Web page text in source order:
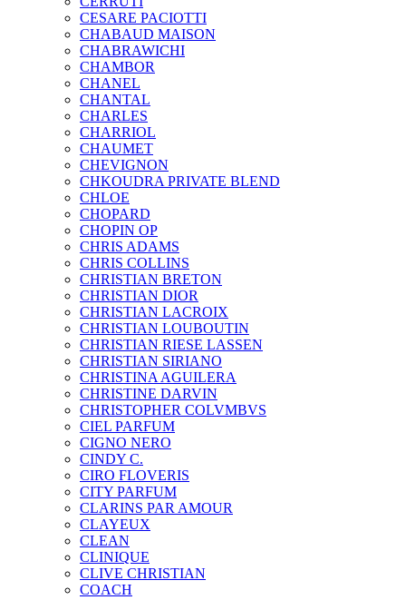
CESARE PACIOTTI
CHABAUD MAISON
CHABRAWICHI
CHAMBOR
CHANEL
CHANTAL
CHARLES
CHARRIOL
CHAUMET
CHEVIGNON
CHKOUDRA PRIVATE BLEND
CHLOE
CHOPARD
CHOPIN OP
CHRIS ADAMS
CHRIS COLLINS
CHRISTIAN BRETON
CHRISTIAN DIOR
CHRISTIAN LACROIX
CHRISTIAN LOUBOUTIN
CHRISTIAN RIESE LASSEN
CHRISTIAN SIRIANO
CHRISTINA AGUILERA
CHRISTINE DARVIN
CHRISTOPHER COLVMBVS
CIEL PARFUM
CIGNO NERO
CINDY C.
CIRO FLOVERIS
CITY PARFUM
CLARINS PAR AMOUR
CLAYEUX
CLEAN
CLINIQUE
CLIVE CHRISTIAN
COACH